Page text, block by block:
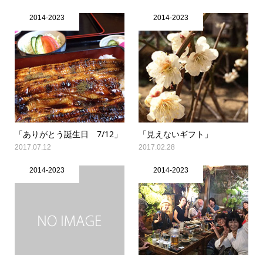
2014-2023
「ありがとう誕生日 7/12」
2017.07.12
2014-2023
「見えないギフト」
2017.02.28
2014-2023 2014-2023